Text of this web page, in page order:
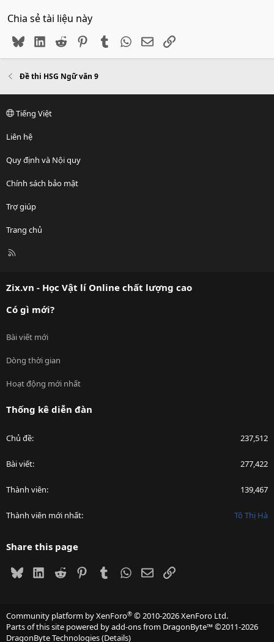
Chia sẻ tài liệu này
BlueskyLinkedIn
Reddit PinterestTumblr WhatsApp
EmailLink
Đề thi HSG Ngữ văn 9
Tiếng Việt
Liên hệ
Quy định và Nội quy
Chính sách bảo mật
Trợ giúp
Trang chủ
R
Zix.vn - Học Vật lí Online chất lượng cao
Có gì mới?
Bài viết mới
Dòng thời gian
Hoạt động mới nhất
Thống kê diễn đàn
Chủ đề 237,512
Bài viết 277,422
Thành viên 139,467
Thành viên mới nhất Tô Thị Hà
Share this page
BlueskyLinkedIn
Reddit PinterestTumblrWhatsApp
EmailLink
Community platform by XenForo® © 2010-2026 XenForo Ltd.
Parts of this site powered byadd-ons from DragonByte™©2011-2026
DragonByte Technologies(Details)